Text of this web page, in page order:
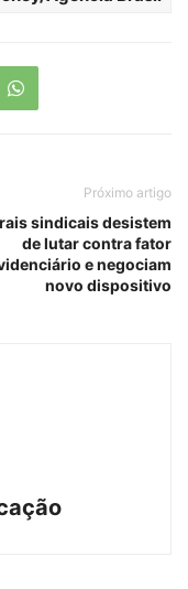
Próximo artigo
sindicais desistem
de lutar contra fator
e negociam
novo dispositivo